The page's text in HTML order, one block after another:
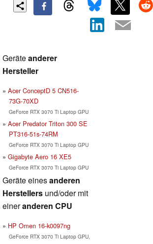
Geräteanderer
Hersteller
Acer ConceptD 5 CN516-
73G-70XD
GeForce RTX 3070 Ti Laptop GPU
Acer Predator Triton 300 SE
PT316-51s-74RM
GeForce RTX 3070 Ti Laptop GPU
Gigabyte Aero 16 XE5
GeForce RTX 3070 Ti Laptop GPU
Geräte einesanderen
Herstellers und/oder mit
eineranderen CPU
HP Omen 16-k0097ng
GeForce RTX 3070 Ti Laptop GPU,